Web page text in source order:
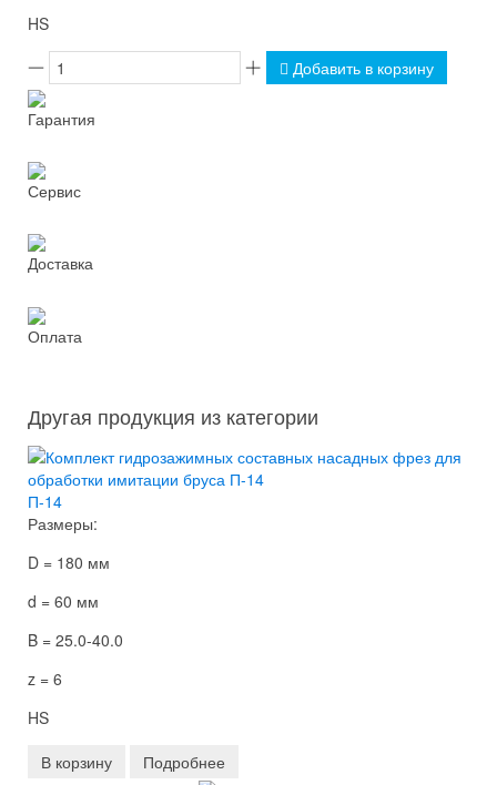
HS
Добавить в корзину
Гарантия
Сервис
Доставка
Оплата
Другая продукция из категории
П-14
Размеры:
D = 180 мм
d = 60 мм
B = 25.0-40.0
z = 6
HS
В корзину
Подробнее